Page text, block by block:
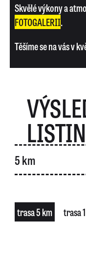
Skvělé výkony a
FOTOGALERII.
Těšíme se na vás v
5 km
trasa 5 km trasa